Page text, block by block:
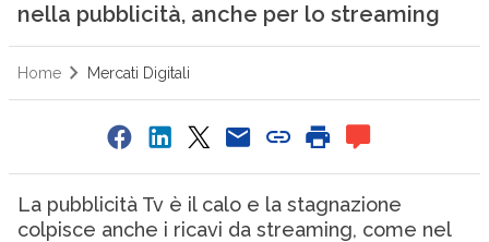
nella pubblicità, anche per lo streaming
Home Mercati Digitali
La pubblicità Tv è il calo e la stagnazione
colpisce anche i ricavi da streaming, come nel